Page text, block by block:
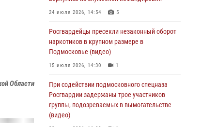
Области
образования ОМОН «Пересвет»
Офицер подмосковного главка Росгвардии
стал гостем эфира «Радио 1»
01 августа 2026, 17:57
Росгвардейцы задержали рецидивиста,
подозреваемого в краже на крупную сумму в
Подмосковье
31 июля 2026, 13:00
24 июля 2026, 14:54 5
Росгвардейцы пресекли незаконный оборот
наркотиков в крупном размере в
Подмосковье (видео)
15 июля 2026, 14:30 1
При содействии подмосковного спецназа
Росгвардии задержаны трое участников
группы, подозреваемых в вымогательстве
(видео)